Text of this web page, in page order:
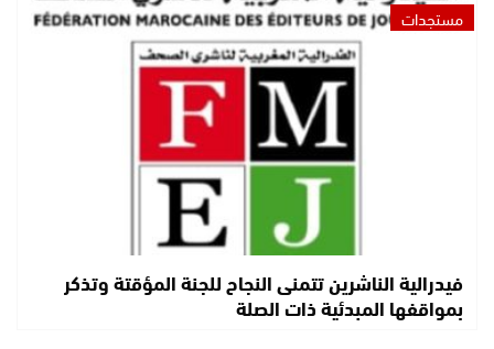
مستجدات
فيدرالية الناشرين تتمنى النجاح للجنة المؤقتة وتذكر
بمواقفها المبدئية ذات الصلة